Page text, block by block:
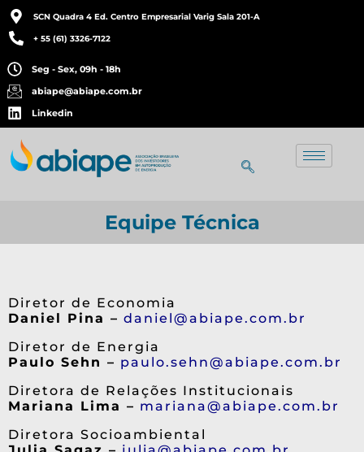
SCN Quadra 4 Ed. Centro Empresarial Varig Sala 201-A
+ 55 (61) 3326-7122
Seg - Sex, 09h - 18h
abiape@abiape.com.br
Linkedin
Equipe Técnica
Diretor de Economia
Daniel Pina – daniel@abiape.com.br
Diretor de Energia
Paulo Sehn – paulo.sehn@abiape.com.br
Diretora de Relações Institucionais
Mariana Lima – mariana@abiape.com.br
Diretora Socioambiental